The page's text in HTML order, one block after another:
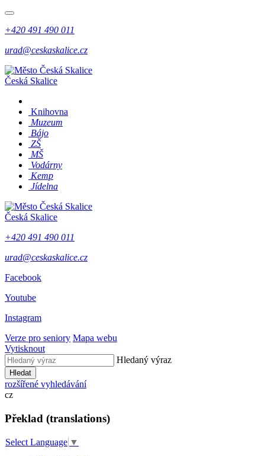
+420 491 490 011
urad@ceskaskalice.cz
Česká Skalice
Knihovna
Muzeum
Bájo
ZŠ
MŠ
Vodárny
Kemp
Jídelna
Česká Skalice
+420 491 490 011
urad@ceskaskalice.cz
Facebook
Youtube
Instagram
Verze pro seniory Mapa webu
Vytisknout
Hledaný výraz
Hledat
rozšířené vyhledávání
cz
Překlad (translations)
Select Language ▼